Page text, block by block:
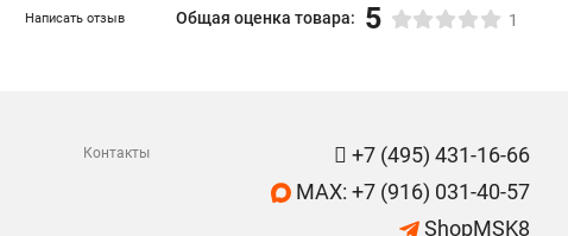
Написать отзыв Общая оценка товара: 5 1
Контакты
+7 (495) 431-16-66
MAX: +7 (916) 031-40-57
ShopMSK8